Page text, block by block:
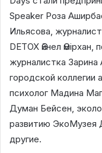
Speaker Роза
Ильясова,
DETOX Әйнел
журналистка
городской коллегии
психолог Мадина
Думан Бейсен,
развитию ЭкоМузея
другие.